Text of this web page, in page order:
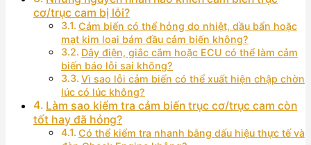
cơ/trục cam bị lỗi?
Cảm biến có thể hỏng do nhiệt, dầu bẩn hoặc
mạt kim loại bám đầu cảm biến không?
Dây điện, giắc cắm hoặc ECU có thể làm cảm
biến báo lỗi sai không?
Vì sao lỗi cảm biến có thể xuất hiện chập chờn
lúc có lúc không?
Làm sao kiểm tra cảm biến trục cơ/trục cam còn
tốt hay đã hỏng?
Có thể kiểm tra nhanh bằng dấu hiệu thực tế và